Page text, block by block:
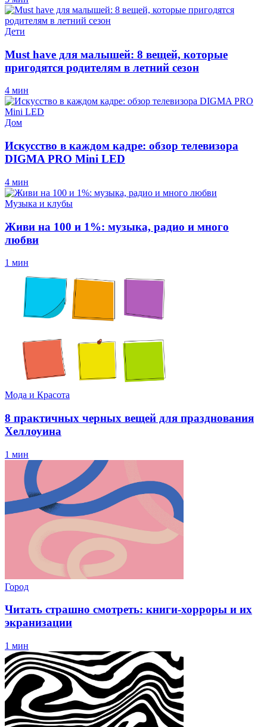
Дети
Must have для малышей: 8 вещей, которые
пригодятся родителям в летний сезон
4 мин
Дом
Искусство в каждом кадре: обзор телевизора
DIGMA PRO Mini LED
4 мин
Музыка и клубы
Живи на 100 и 1%: музыка, радио и много
любви
1 мин
Мода и Красота
8 практичных черных вещей для празднования
Хеллоуина
1 мин
Город
Читать страшно смотреть: книги-хорроры и их
экранизации
1 мин